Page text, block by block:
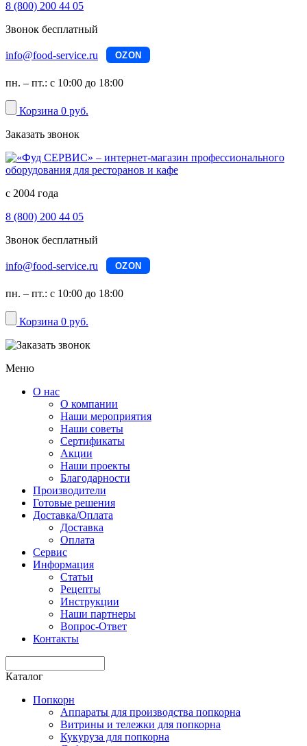
8 (800) 200 44 05
Звонок бесплатный
info@food-service.ru OZON
пн. – пт.: с 10:00 до 18:00
Корзина 0 руб.
Заказать звонок
с 2004 года
8 (800) 200 44 05
Звонок бесплатный
info@food-service.ru OZON
пн. – пт.: с 10:00 до 18:00
Корзина 0 руб.
Меню
О нас
О компании
Наши мероприятия
Наши советы
Сертификаты
Акции
Наши проекты
Благодарности
Производители
Готовые решения
Доставка/Оплата
Доставка
Оплата
Сервис
Информация
Статьи
Рецепты
Инструкции
Наши партнеры
Вопрос-Ответ
Контакты
Каталог
Попкорн
Аппараты для производства попкорна
Витрины и тележки для попкорна
Кукуруза для попкорна